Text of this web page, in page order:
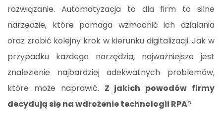
rozwiązanie. Automatyzacja to dla firm to silne
narzędzie, które pomaga wzmocnić ich działania
oraz zrobić kolejny krok w kierunku digitalizacji. Jak w
przypadku każdego narzędzia, najważniejsze jest
znalezienie najbardziej adekwatnych problemów,
które może naprawić. Z jakich powodów firmy
decydują się na wdrożenie technologii RPA?